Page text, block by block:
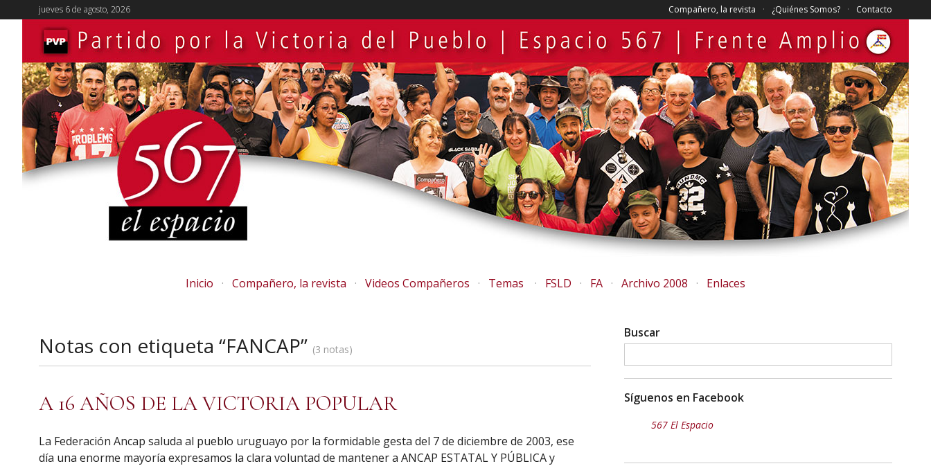
jueves 6 de agosto, 2026 Compañero, la revista ¿Quiénes Somos? Contacto
Inicio Compañero, la revista Videos Compañeros Temas FSLD FA Archivo 2008 Enlaces
Notas con etiqueta “FANCAP” 3 notas
A 16 AÑOS DE LA VICTORIA POPULAR
La Federación Ancap saluda al pueblo uruguayo por la formidable gesta del 7 de diciembre de 2003, ese
día una enorme mayoría expresamos la clara voluntad de mantener a ANCAP ESTATAL Y PÚBLICA y
Buscar
Síguenos en Facebook
567 El Espacio